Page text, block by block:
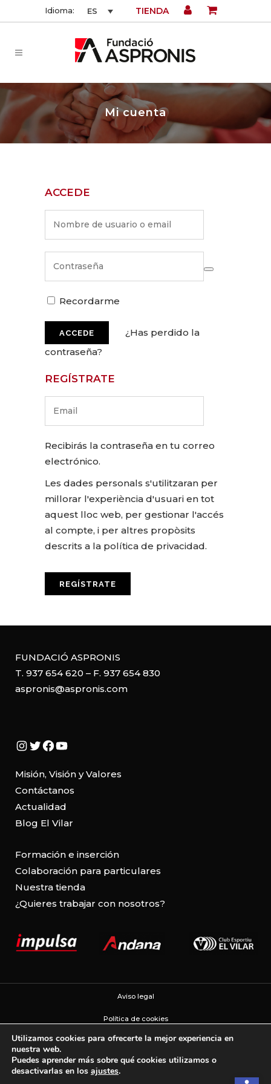
Abrir
Idioma: ES TIENDA
Mi cuenta
ACCEDE
Recordarme
¿Has perdido la
contraseña?
REGÍSTRATE
Recibirás la contraseña en tu correo
electrónico.
Les dades personals s'utilitzaran per
millorar l'experiència d'usuari en tot
aquest lloc web, per gestionar l'accés
al compte, i per altres propòsits
descrits a la política de privacidad.
FUNDACIÓ ASPRONIS
T. 937 654 620 – F. 937 654 830
aspronis@aspronis.com
Instagram
Twitter
Facebook
YouTube
Misión, Visión y Valores
Contáctanos
Actualidad
Blog El Vilar
Formación e inserción
Colaboración para particulares
Nuestra tienda
¿Quieres trabajar con nosotros?
Aviso legal
Política de cookies
Política de privacidad
Configuración de cookies
Utilizamos cookies para ofrecerte la mejor experiencia en
nuestra web.
Puedes aprender más sobre qué cookies utilizamos o
desactivarlas en los ajustes.